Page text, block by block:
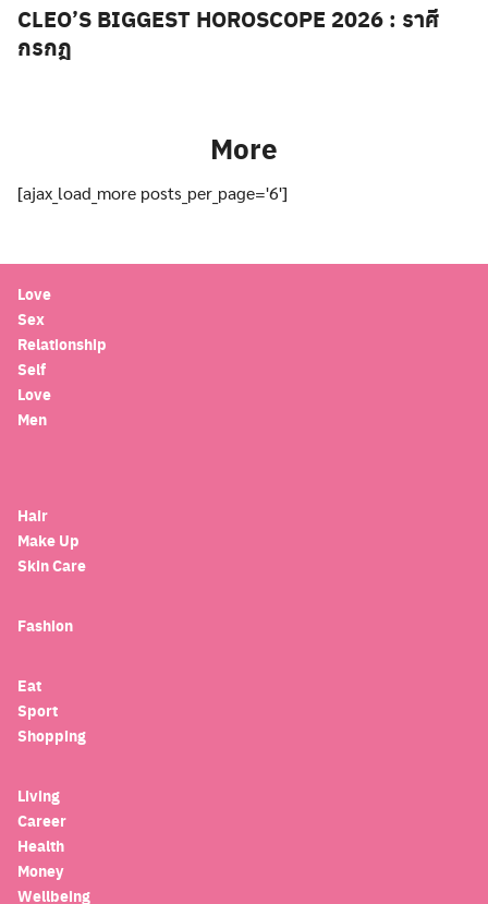
CLEO’S BIGGEST HOROSCOPE 2026 : ราศี
กรกฎ
More
[ajax_load_more posts_per_page='6']
Love
Sex
Relationship
Self
Love
Men
Hair
Make Up
Skin Care
Fashion
Eat
Sport
Shopping
Living
Career
Health
Money
Wellbeing